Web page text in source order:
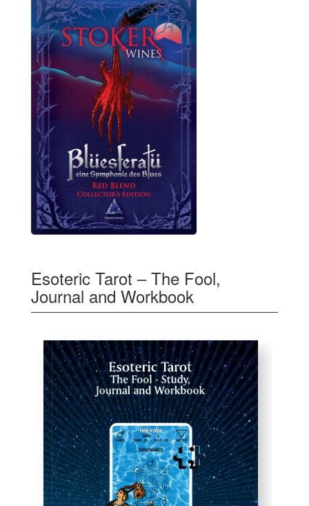
Esoteric Tarot – The Fool,
Journal and Workbook